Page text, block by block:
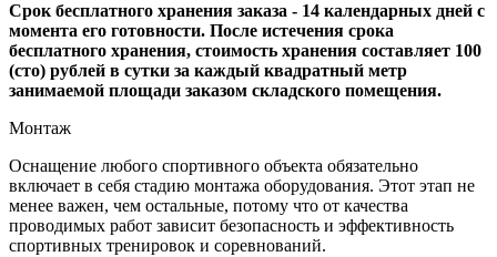
Срок бесплатного хранения заказа - 14 календарных дней с
момента его готовности. После истечения срока
бесплатного хранения, стоимость хранения составляет 100
(сто) рублей в сутки за каждый квадратный метр
занимаемой площади заказом складского помещения.
Монтаж
Оснащение любого спортивного объекта обязательно
включает в себя стадию монтажа оборудования. Этот этап не
менее важен, чем остальные, потому что от качества
проводимых работ зависит безопасность и эффективность
спортивных тренировок и соревнований.